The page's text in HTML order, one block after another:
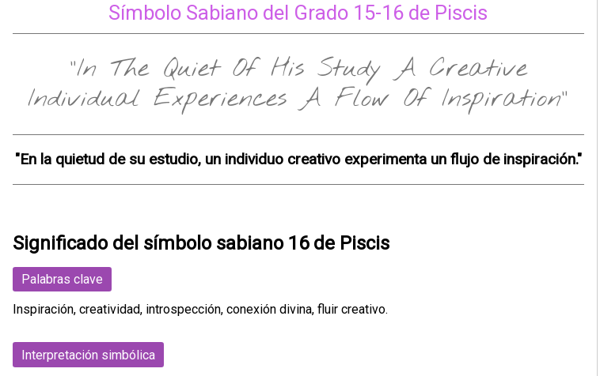
Símbolo Sabiano del Grado 15-16 de Piscis
"In The Quiet Of His Study A Creative
Individual Experiences A Flow Of Inspiration"
"En la quietud de su estudio, un individuo creativo experimenta un flujo de inspiración."
Significado del símbolo sabiano 16 de Piscis
Palabras clave
Inspiración, creatividad, introspección, conexión divina, fluir creativo.
Interpretación simbólica